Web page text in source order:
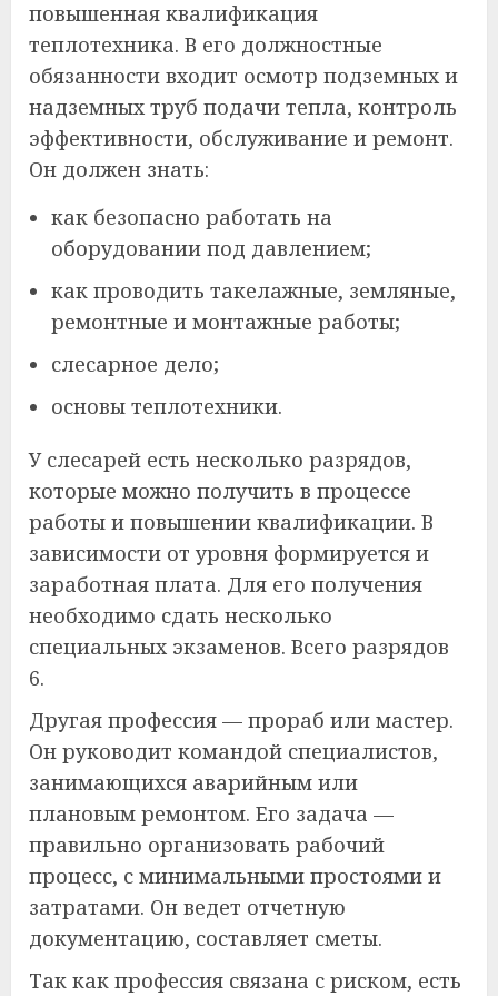
повышенная квалификация
теплотехника. В его должностные
обязанности входит осмотр подземных и
надземных труб подачи тепла, контроль
эффективности, обслуживание и ремонт.
Он должен знать:
как безопасно работать на
оборудовании под давлением;
как проводить такелажные, земляные,
ремонтные и монтажные работы;
слесарное дело;
основы теплотехники.
У слесарей есть несколько разрядов,
которые можно получить в процессе
работы и повышении квалификации. В
зависимости от уровня формируется и
заработная плата. Для его получения
необходимо сдать несколько
специальных экзаменов. Всего разрядов
6.
Другая профессия — прораб или мастер.
Он руководит командой специалистов,
занимающихся аварийным или
плановым ремонтом. Его задача —
правильно организовать рабочий
процесс, с минимальными простоями и
затратами. Он ведет отчетную
документацию, составляет сметы.
Так как профессия связана с риском, есть